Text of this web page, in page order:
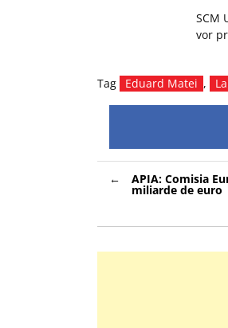
SCM
vor
Tag Eduard Matei ,
Navigare
în
articole
APIA: Comisia
miliarde de euro